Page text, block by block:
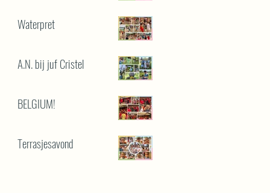
Waterpret
A.N. bij juf Cristel
BELGIUM!
Terrasjesavond